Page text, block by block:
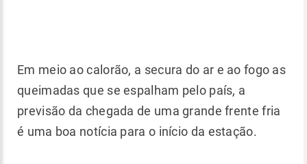
Em meio ao calorão, a secura do ar e ao fogo as
queimadas que se espalham pelo país, a
previsão da chegada de uma grande frente fria
é uma boa notícia para o início da estação.